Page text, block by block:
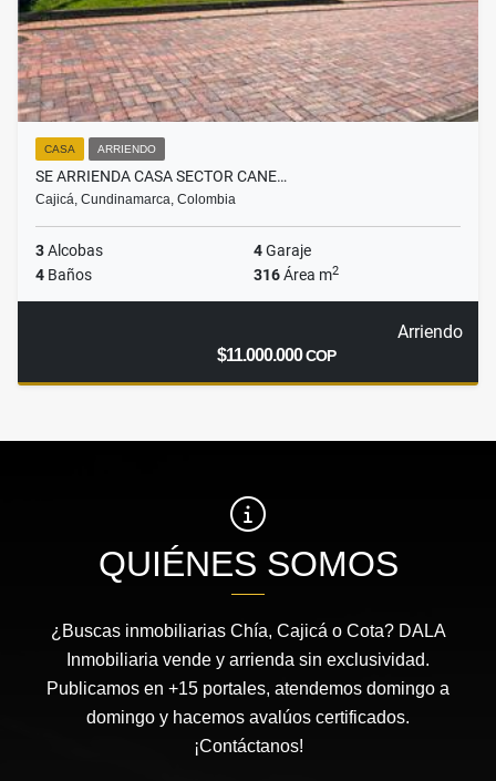
CASA ARRIENDO
SE ARRIENDA CASA SECTOR CANE…
Cajicá, Cundinamarca, Colombia
3Alcobas 4Garaje
4 Baños 316Área m2
Arriendo
$11.000.000COP
QUIÉNES SOMOS
¿Buscas inmobiliarias Chía, Cajicá o Cota? DALA
Inmobiliaria vende y arrienda sin exclusividad.
Publicamos en +15 portales, atendemos domingo a
domingo y hacemos avalúos certificados.
¡Contáctanos!